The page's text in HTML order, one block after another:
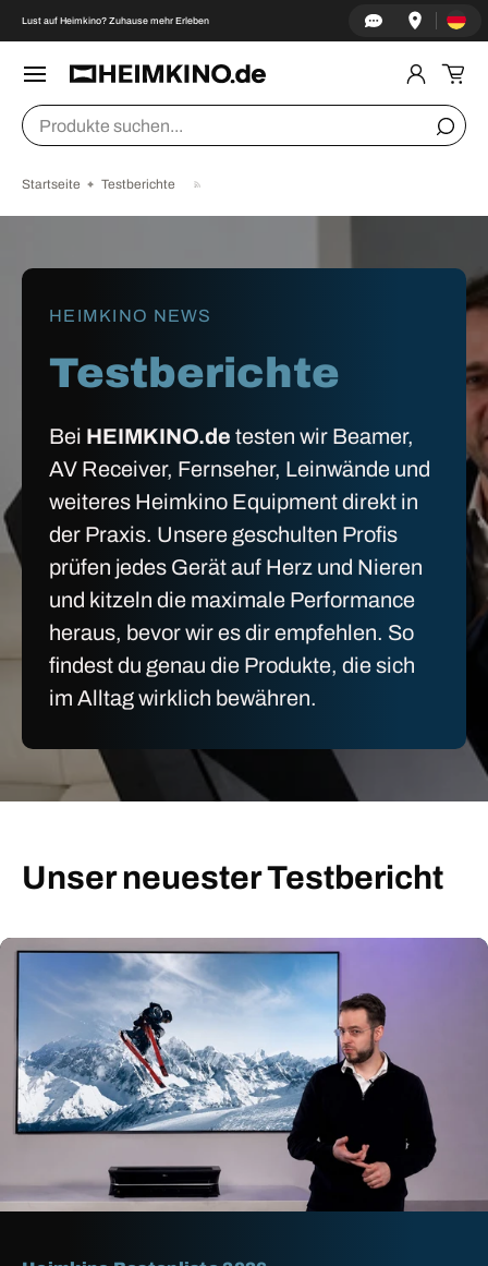
↵Zum Inhalt springen
↵Zum Menü springen
↵Fußzeile springen
↵Barrierefreiheits-Widget öffnen
DIREKT ZUM INHALT
Lust auf Heimkino? Zuhause mehr Erleben Land/
Suchen
Startseite Testberichte
HEIMKINO NEWS
Testberichte
Bei HEIMKINO.de testen wir Beamer,
AV Receiver, Fernseher, Leinwände und
weiteres Heimkino Equipment direkt in
der Praxis. Unsere geschulten Profis
prüfen jedes Gerät auf Herz und Nieren
und kitzeln die maximale Performance
heraus, bevor wir es dir empfehlen. So
findest du genau die Produkte, die sich
im Alltag wirklich bewähren.
Unser neuester Testbericht